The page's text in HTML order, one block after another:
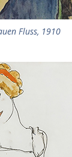
Fluss, 1910